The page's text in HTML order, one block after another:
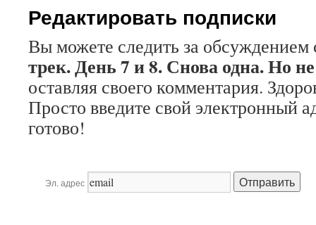
Редактировать подписки
Вы можете следить за обсуждением
трек. День 7 и 8. Снова одна. Но
оставляя своего комментария.
Просто введите свой электронный
готово!
Эл. адрес